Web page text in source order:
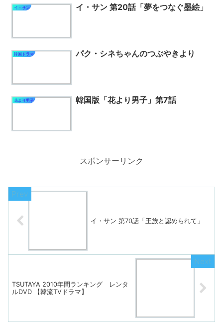
イ・サン イ・サン 第20話「夢をつなぐ墨絵」
韓国ドラマ パク・シネちゃんのつぶやきより
花より男子 韓国版「花より男子」第7話
スポンサーリンク
イ・サン 第70話「王族と認められて」
TSUTAYA 2010年間ランキング レンタ
ルDVD 【韓流TVドラマ】